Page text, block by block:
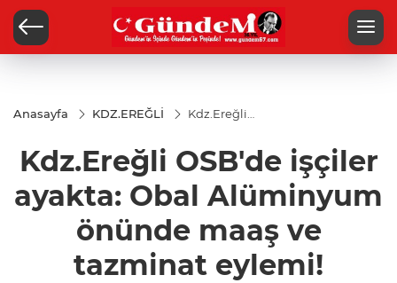
Anasayfa KDZ.EREĞLİ
Kdz.Ereğli
ayakta:
Obal
Alüminyum
önünde
tazminat
eylemi!
Kdz.Ereğli OSB'de işçiler
ayakta: Obal Alüminyum
önünde maaş ve
tazminat eylemi!